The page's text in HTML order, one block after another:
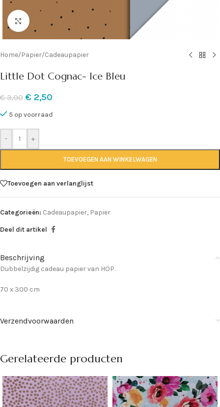
Klik om te vergroten
Home/Papier/Cadeaupapier
Little Dot Cognac- Ice Bleu
€3,00 € 2,50
5 op voorraad
- +
TOEVOEGEN AAN WINKELWAGEN
Toevoegen aan verlanglijst
Categorieën: Cadeaupapier, Papier
Deel dit artikel
Beschrijving
Dubbelzijdig cadeau papier van HOP.
70 x 300 cm
Verzendvoorwaarden
Gerelateerde producten